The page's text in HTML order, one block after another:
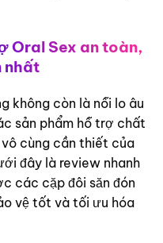
Oral Sex an toàn,
nhất
không còn là nỗi lo âu
sản phẩm hỗ trợ chất
cùng cần thiết của
đây là review nhanh
các cặp đôi săn đón
vệ tốt và tối ưu hóa